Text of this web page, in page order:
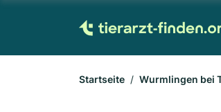
Startseite Wurmlingen bei